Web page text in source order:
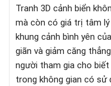
Tranh 3D cảnh biển
mà còn có giá trị tâm lý
khung cảnh bình yên
giãn và giảm căng
người tham gia cho
trong không gian có sử